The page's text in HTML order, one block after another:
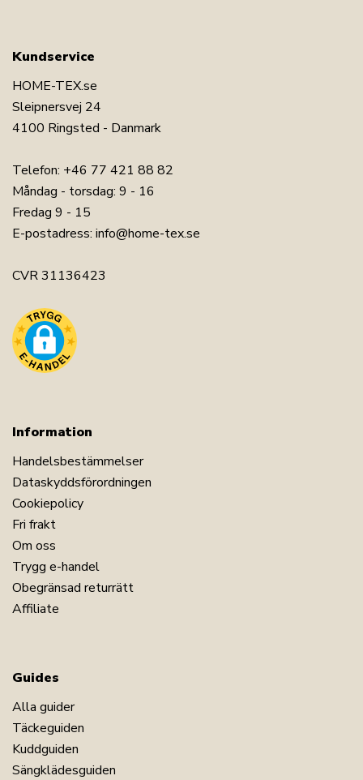
Kundservice
HOME-TEX.se
Sleipnersvej 24
4100 Ringsted - Danmark
Telefon: +46 77 421 88 82
Måndag - torsdag: 9 - 16
Fredag 9 - 15
E-postadress: info@home-tex.se
CVR 31136423
Information
Handelsbestämmelser
Dataskyddsförordningen
Cookiepolicy
Fri frakt
Om oss
Trygg e-handel
Obegränsad returrätt
Affiliate
Guides
Alla guider
Täckeguiden
Kuddguiden
Sängklädesguiden